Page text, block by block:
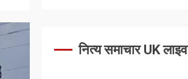
नित्य समाचार UK लाइव